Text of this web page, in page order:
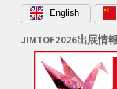
English
JIMTOF2026出展情報